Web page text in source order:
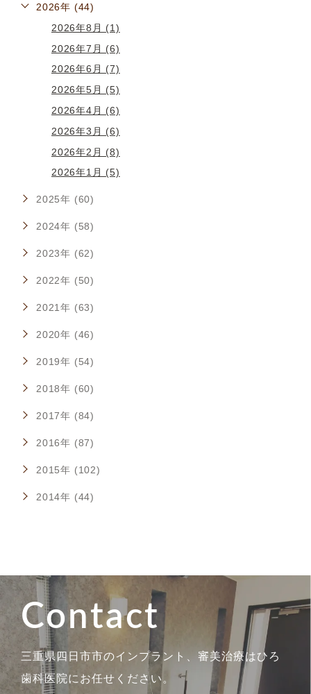
2026年 (44)
2026年8月 (1)
2026年7月 (6)
2026年6月 (7)
2026年5月 (5)
2026年4月 (6)
2026年3月 (6)
2026年2月 (8)
2026年1月 (5)
2025年 (60)
2024年 (58)
2023年 (62)
2022年 (50)
2021年 (63)
2020年 (46)
2019年 (54)
2018年 (60)
2017年 (84)
2016年 (87)
2015年 (102)
2014年 (44)
Contact
三重県四日市市のインプラント、審美治療はひろ
歯科医院にお任せください。